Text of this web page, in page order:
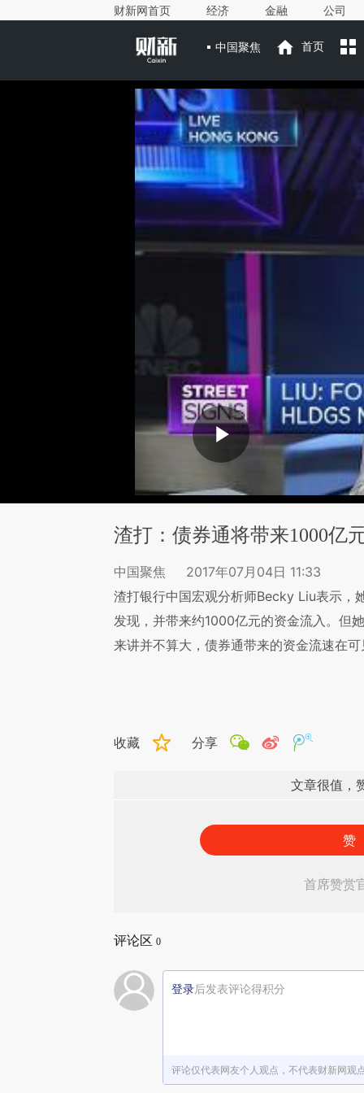
财新网首页 经济 金融 公司
中国聚焦 首页
渣打：债券通将带来1000亿
中国聚焦
2017年07月04日 11:33
渣打银行中国宏观分析师Becky Liu表示，
发现，并带来约1000亿元的资金流入。但
来讲并不算大，债券通带来的资金流速在
收藏 分享
文章很值，
赞
首席赞赏
评论区 0
登录后发表评论得积分
评论仅代表网友个人观点，不代表财新网观